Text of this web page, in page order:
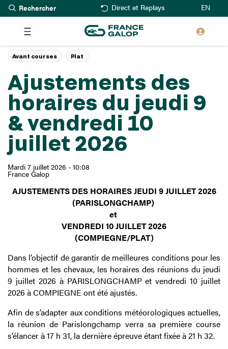
Aller
au
contenu
principal
Rechercher Direct et Replays EN
Ajustements des
horaires du jeudi 9
& vendredi 10
juillet 2026
Mardi 7 juillet 2026 - 10:08
France Galop
Avant courses Plat
AJUSTEMENTS DES HORAIRES JEUDI 9 JUILLET 2026
(PARISLONGCHAMP)
et
VENDREDI 10 JUILLET 2026
(COMPIEGNE/PLAT)
Dans l’objectif de garantir de meilleures conditions pour les
hommes et les chevaux, les horaires des réunions du jeudi
9 juillet 2026 à PARISLONGCHAMP et vendredi 10 juillet
2026 à COMPIEGNE ont été ajustés.
Afin de s’adapter aux conditions météorologiques actuelles,
la réunion de Parislongchamp verra sa première course
s’élancer à 17 h 31, la dernière épreuve étant fixée à 21 h 32.